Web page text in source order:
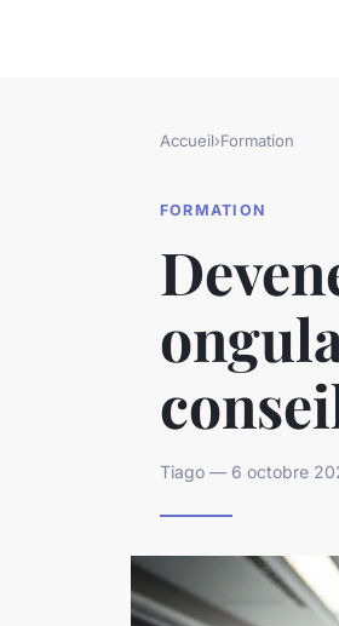
Accueil›Formation
FORMATION
Tiago — 6 octobre